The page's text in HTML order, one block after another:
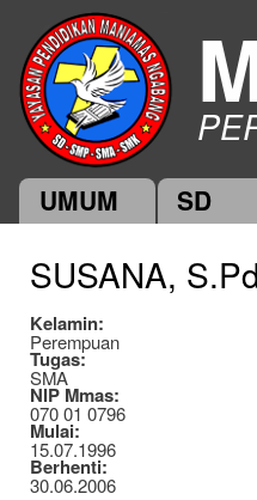
Main menu
UMUM SD
SUSANA,
Kelamin:
Perempuan
Tugas:
SMA
NIP Mmas:
070 01 0796
Mulai:
15.07.1996
Berhenti:
30.06.2006